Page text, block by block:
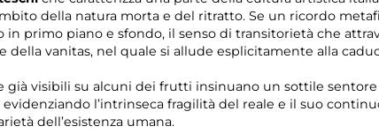
della natura morta e del ritratto. Se un ricordo
in primo piano e sfondo, il senso di transitorietà che
della vanitas, nel quale si allude esplicitamente alla
già visibili su alcuni dei frutti insinuano un sottile
l’intrinseca fragilità del reale e il suo
dell’esistenza umana.